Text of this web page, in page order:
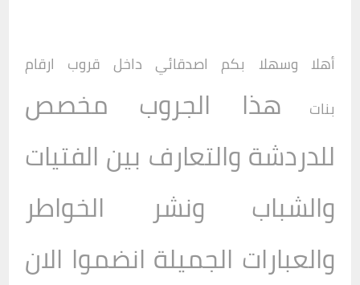
أهلا وسهلا بكم اصدقائي داخل قروب ارقام
بنات هذا الجروب مخصص
للدردشة والتعارف بين الفتيات
والشباب ونشر الخواطر
والعبارات الجميلة انضموا الان